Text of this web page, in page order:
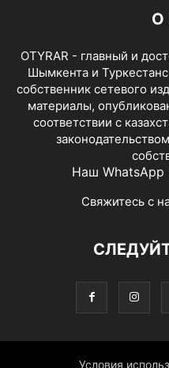
О
OTYRAR - главный и
Шымкента и
собственник сетевого
материалы,
соответствии с
Наш WhatsApp
Свяжитесь с
Условия